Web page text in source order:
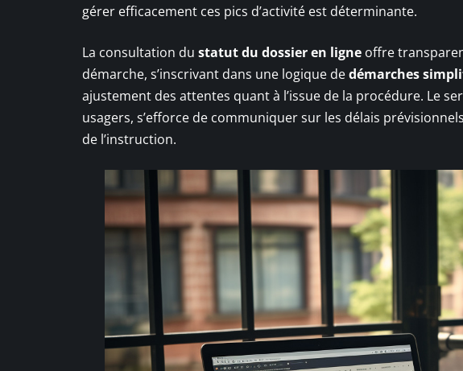
gérer efficacement ces pics d’activité est déterminante.
La consultation du statut du dossier en ligne offre
démarche, s’inscrivant dans une logique dedémarches
ajustement des attentes quant à l’issue de la procédure. Le
usagers, s’efforce de communiquer sur les délais
de l’instruction.